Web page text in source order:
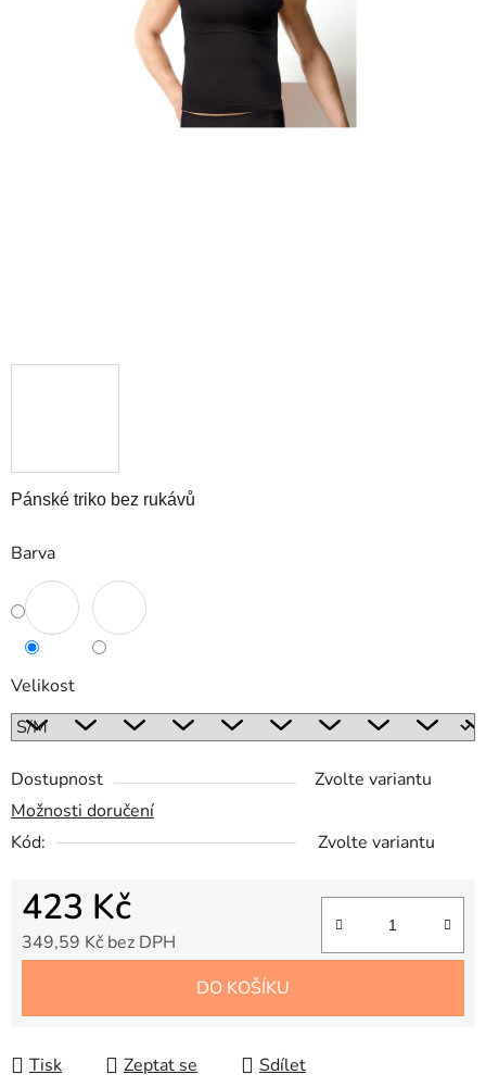
Pánské triko bez rukávů
Barva
Velikost
Dostupnost
Zvolte variantu
Možnosti doručení
Kód:
Zvolte variantu
423 Kč
349,59 Kč bez DPH
DO KOŠÍKU
Tisk Zeptat se Sdílet